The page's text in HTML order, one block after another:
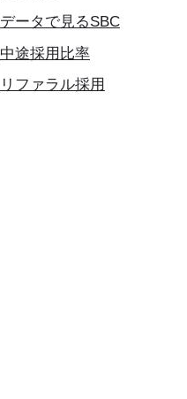
データで見るSBC
中途採用比率
リファラル採用